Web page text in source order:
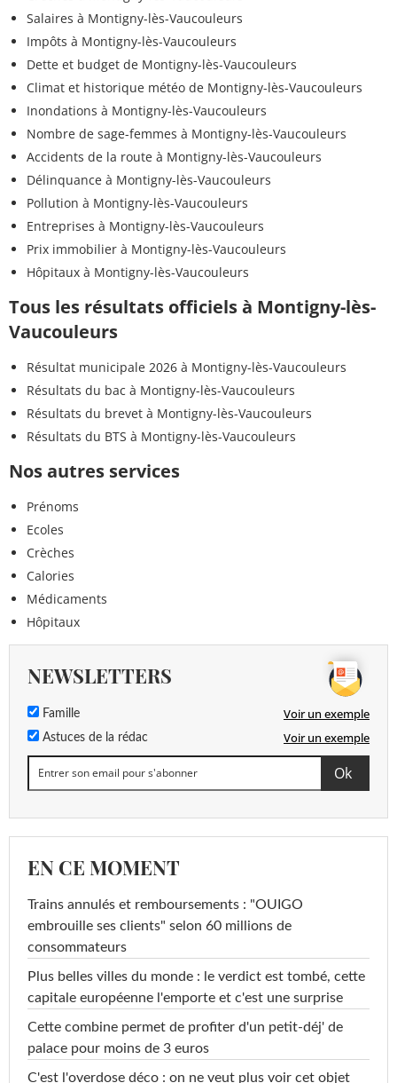
Salaires à Montigny-lès-Vaucouleurs
Impôts à Montigny-lès-Vaucouleurs
Dette et budget de Montigny-lès-Vaucouleurs
Climat et historique météo de Montigny-lès-Vaucouleurs
Inondations à Montigny-lès-Vaucouleurs
Nombre de sage-femmes à Montigny-lès-Vaucouleurs
Accidents de la route à Montigny-lès-Vaucouleurs
Délinquance à Montigny-lès-Vaucouleurs
Pollution à Montigny-lès-Vaucouleurs
Entreprises à Montigny-lès-Vaucouleurs
Prix immobilier à Montigny-lès-Vaucouleurs
Hôpitaux à Montigny-lès-Vaucouleurs
Tous les résultats officiels à Montigny-lès-
Vaucouleurs
Résultat municipale 2026 à Montigny-lès-Vaucouleurs
Résultats du bac à Montigny-lès-Vaucouleurs
Résultats du brevet à Montigny-lès-Vaucouleurs
Résultats du BTS à Montigny-lès-Vaucouleurs
Nos autres services
Prénoms
Ecoles
Crèches
Calories
Médicaments
Hôpitaux
NEWSLETTERS
Famille Voir un exemple
Astuces de la rédac Voir un exemple
EN CE MOMENT
Trains annulés et remboursements : "OUIGO
embrouille ses clients" selon 60 millions de
consommateurs
Plus belles villes du monde : le verdict est tombé, cette
capitale européenne l'emporte et c'est une surprise
Cette combine permet de profiter d'un petit-déj' de
palace pour moins de 3 euros
C'est l'overdose déco : on ne veut plus voir cet objet